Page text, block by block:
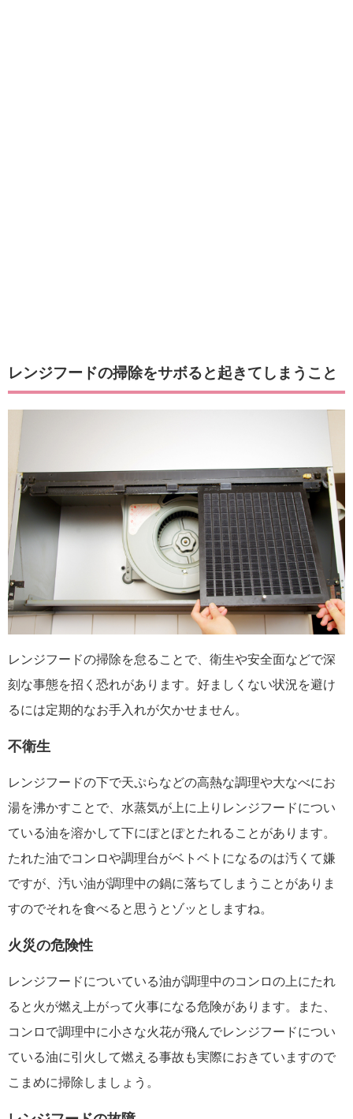
レンジフードの掃除をサボると起きてしまうこと
レンジフードの掃除を怠ることで、衛生や安全面などで深
刻な事態を招く恐れがあります。好ましくない状況を避け
るには定期的なお手入れが欠かせません。
不衛生
レンジフードの下で天ぷらなどの高熱な調理や大なべにお
湯を沸かすことで、水蒸気が上に上りレンジフードについ
ている油を溶かして下にぽとぽとたれることがあります。
たれた油でコンロや調理台がベトベトになるのは汚くて嫌
ですが、汚い油が調理中の鍋に落ちてしまうことがありま
すのでそれを食べると思うとゾッとしますね。
火災の危険性
レンジフードについている油が調理中のコンロの上にたれ
ると火が燃え上がって火事になる危険があります。また、
コンロで調理中に小さな火花が飛んでレンジフードについ
ている油に引火して燃える事故も実際におきていますので
こまめに掃除しましょう。